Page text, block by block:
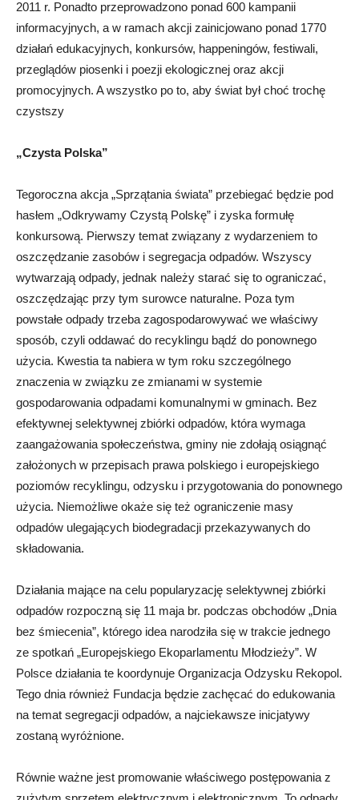
2011 r. Ponadto przeprowadzono ponad 600 kampanii
informacyjnych, a w ramach akcji zainicjowano ponad 1770
działań edukacyjnych, konkursów, happeningów, festiwali,
przeglądów piosenki i poezji ekologicznej oraz akcji
promocyjnych. A wszystko po to, aby świat był choć trochę
czystszy
„Czysta Polska”
Tegoroczna akcja „Sprzątania świata” przebiegać będzie pod
hasłem „Odkrywamy Czystą Polskę” i zyska formułę
konkursową. Pierwszy temat związany z wydarzeniem to
oszczędzanie zasobów i segregacja odpadów. Wszyscy
wytwarzają odpady, jednak należy starać się to ograniczać,
oszczędzając przy tym surowce naturalne. Poza tym
powstałe odpady trzeba zagospodarowywać we właściwy
sposób, czyli oddawać do recyklingu bądź do ponownego
użycia. Kwestia ta nabiera w tym roku szczególnego
znaczenia w związku ze zmianami w systemie
gospodarowania odpadami komunalnymi w gminach. Bez
efektywnej selektywnej zbiórki odpadów, która wymaga
zaangażowania społeczeństwa, gminy nie zdołają osiągnąć
założonych w przepisach prawa polskiego i europejskiego
poziomów recyklingu, odzysku i przygotowania do ponownego
użycia. Niemożliwe okaże się też ograniczenie masy
odpadów ulegających biodegradacji przekazywanych do
składowania.
Działania mające na celu popularyzację selektywnej zbiórki
odpadów rozpoczną się 11 maja br. podczas obchodów „Dnia
bez śmiecenia”, którego idea narodziła się w trakcie jednego
ze spotkań „Europejskiego Ekoparlamentu Młodzieży”. W
Polsce działania te koordynuje Organizacja Odzysku Rekopol.
Tego dnia również Fundacja będzie zachęcać do edukowania
na temat segregacji odpadów, a najciekawsze inicjatywy
zostaną wyróżnione.
Równie ważne jest promowanie właściwego postępowania z